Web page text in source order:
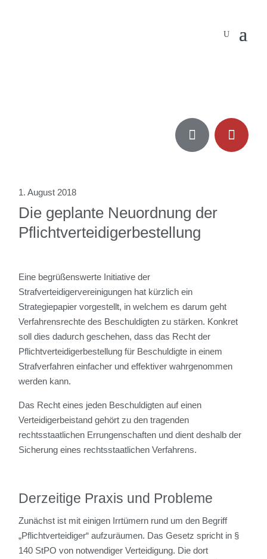
1. August 2018
Die geplante Neuordnung der
Pflichtverteidigerbestellung
Eine begrüßenswerte Initiative der
Strafverteidigervereinigungen hat kürzlich ein
Strategiepapier vorgestellt, in welchem es darum geht
Verfahrensrechte des Beschuldigten zu stärken. Konkret
soll dies dadurch geschehen, dass das Recht der
Pflichtverteidigerbestellung für Beschuldigte in einem
Strafverfahren einfacher und effektiver wahrgenommen
werden kann.
Das Recht eines jeden Beschuldigten auf einen
Verteidigerbeistand gehört zu den tragenden
rechtsstaatlichen Errungenschaften und dient deshalb der
Sicherung eines rechtsstaatlichen Verfahrens.
Derzeitige Praxis und Probleme
Zunächst ist mit einigen Irrtümern rund um den Begriff
„Pflichtverteidiger“ aufzuräumen. Das Gesetz spricht in §
140 StPO von notwendiger Verteidigung. Die dort